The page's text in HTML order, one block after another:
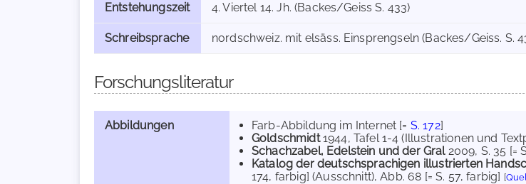
Entstehungszeit 4. Viertel 14. Jh. (Backes/Geiss S. 433)
Schreibsprache nordschweiz. mit elsäss. Einsprengseln (Backes/Geiss. S.
Forschungsliteratur
Abbildungen Farb-Abbildung im Internet [= S. 172]
Goldschmidt1944, Tafel 1-4 (Illustrationen und
Schachzabel, Edelstein und der Gral2009, S. 35 [=
Katalog der deutschsprachigen illustrierten
174, farbig] (Ausschnitt), Abb. 68 [= S. 57, farbig] [